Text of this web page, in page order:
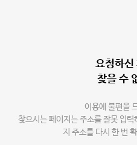
요청하신
찾을 수
이용에 불편을
찾으시는 페이지는 주소를 잘못 입
지 주소를 다시 한 번